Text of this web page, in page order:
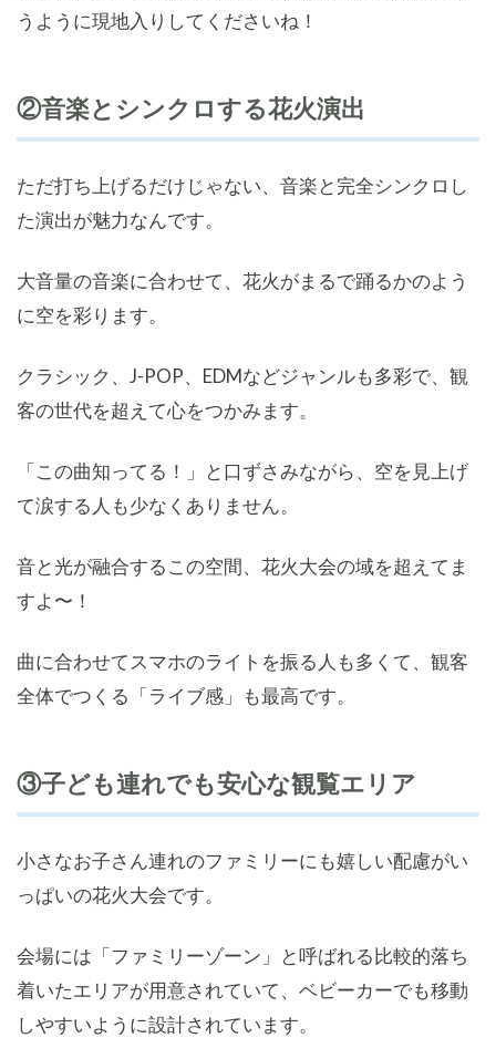
うように現地入りしてくださいね！
②音楽とシンクロする花火演出
ただ打ち上げるだけじゃない、音楽と完全シンクロし
た演出が魅力なんです。
大音量の音楽に合わせて、花火がまるで踊るかのよう
に空を彩ります。
クラシック、J-POP、EDMなどジャンルも多彩で、観
客の世代を超えて心をつかみます。
「この曲知ってる！」と口ずさみながら、空を見上げ
て涙する人も少なくありません。
音と光が融合するこの空間、花火大会の域を超えてま
すよ〜！
曲に合わせてスマホのライトを振る人も多くて、観客
全体でつくる「ライブ感」も最高です。
③子ども連れでも安心な観覧エリア
小さなお子さん連れのファミリーにも嬉しい配慮がい
っぱいの花火大会です。
会場には「ファミリーゾーン」と呼ばれる比較的落ち
着いたエリアが用意されていて、ベビーカーでも移動
しやすいように設計されています。